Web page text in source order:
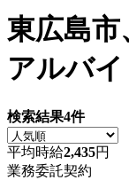
東広島
アルバ
検索結果4件
平均時給2,435円
業務委託契約